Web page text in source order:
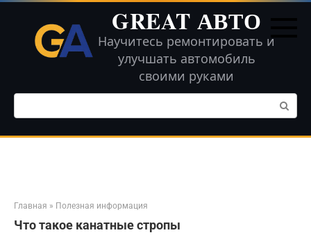
Перейти
контенту
GREAT АВТО
Научитесь ремонтировать и
улучшать автомобиль
своими руками
Поиск:
Главная » Полезная информация
Что такое канатные стропы